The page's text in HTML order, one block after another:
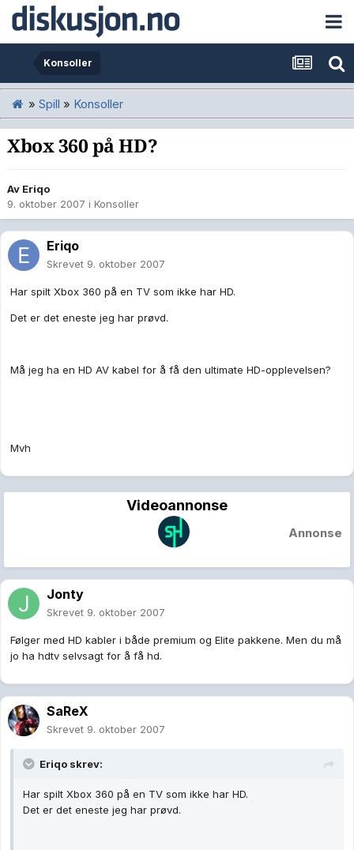
Konsoller
» Spill » Konsoller
Xbox 360 på HD?
Av Eriqo
9. oktober 2007 i Konsoller
Eriqo
Skrevet 9. oktober 2007
Har spilt Xbox 360 på en TV som ikke har HD.
Det er det eneste jeg har prøvd.
Må jeg ha en HD AV kabel for å få den ultimate HD-opplevelsen?
Mvh
Videoannonse
Annonse
Jonty
Skrevet 9. oktober 2007
Følger med HD kabler i både premium og Elite pakkene. Men du må
jo ha hdtv selvsagt for å få hd.
SaReX
Skrevet 9. oktober 2007
Eriqo skrev:
Har spilt Xbox 360 på en TV som ikke har HD.
Det er det eneste jeg har prøvd.